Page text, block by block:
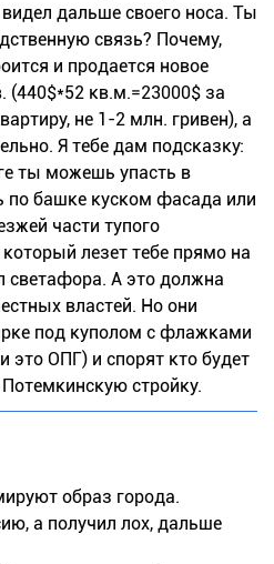
дальше своего носа. Ты
связь? Почему,
и продается новое
(440$*52 кв.м.=23000$ за
не 1-2 млн. гривен), а
Я тебе дам подсказку:
ты можешь упасть в
по башке куском фасада или
части тупого
лезет тебе прямо на
светафора. А это должна
властей. Но они
под куполом с флажками
это ОПГ) и спорят кто будет
стройку.
образ города.
а получил лох, дальше